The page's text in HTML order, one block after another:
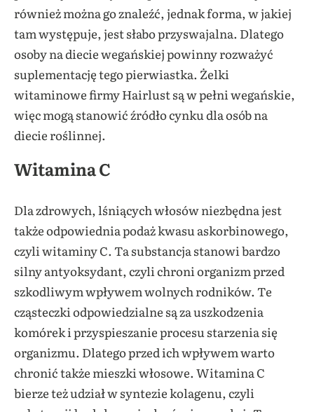
również można go znaleźć, jednak forma, w jakiej
tam występuje, jest słabo przyswajalna. Dlatego
osoby na diecie wegańskiej powinny rozważyć
suplementację tego pierwiastka. Żelki
witaminowe firmy Hairlust są w pełni wegańskie,
więc mogą stanowić źródło cynku dla osób na
diecie roślinnej.
Witamina C
Dla zdrowych, lśniących włosów niezbędna jest
także odpowiednia podaż kwasu askorbinowego,
czyli witaminy C. Ta substancja stanowi bardzo
silny antyoksydant, czyli chroni organizm przed
szkodliwym wpływem wolnych rodników. Te
cząsteczki odpowiedzialne są za uszkodzenia
komórek i przyspieszanie procesu starzenia się
organizmu. Dlatego przed ich wpływem warto
chronić także mieszki włosowe. Witamina C
bierze też udział w syntezie kolagenu, czyli